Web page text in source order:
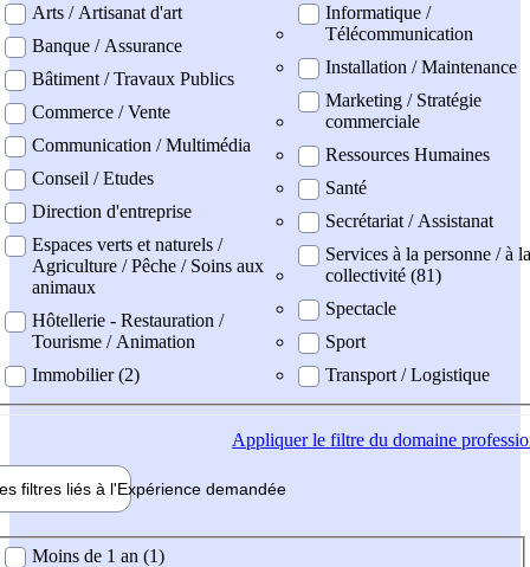
Arts / Artisanat d'art
Banque / Assurance
Bâtiment / Travaux Publics
Commerce / Vente
Communication / Multimédia
Conseil / Etudes
Direction d'entreprise
Espaces verts et naturels /
Agriculture / Pêche / Soins aux
animaux
Hôtellerie - Restauration /
Tourisme / Animation
Immobilier (2)
Informatique /
Télécommunication
Installation / Maintenance
Marketing / Stratégie
commerciale
Ressources Humaines
Santé
Secrétariat / Assistanat
Services à la personne / à la
collectivité (81)
Spectacle
Sport
Transport / Logistique
Appliquerle filtre du domaine
filtres liés à l'Expérience demandée
demandée
Moins de 1 an (1)